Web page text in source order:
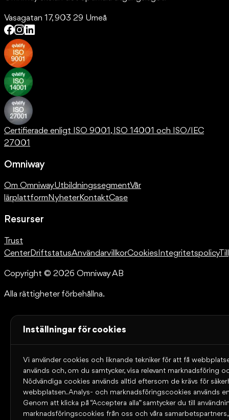
Vasagatan 17, 903 29 Umeå
Certifierade enligt ISO 9001, ISO 14001 och ISO/IEC
27001
Omniway
Om OmniwayUtbildningssegmentVår
lärplattform NyheterKontaktCase
Resurser
Trust
CenterDriftstatusAnvändarvillkorCookies Integritetspolicy
Copyright © 2026 Omniway AB
Alla rättigheter förbehållna.
Inställningar för cookies
Vi använder cookies och liknande tekniker för att få
används och, om du samtycker, visa relevant marknadsföring
Nödvändiga cookies används alltid eftersom de krävs för
webbplatsen. Analys- och marknadsföringscookies används
Genom att klicka på “Acceptera alla” samtycker du till
marknadsföringscookies från oss och våra